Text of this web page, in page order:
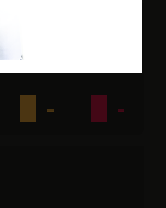
- -